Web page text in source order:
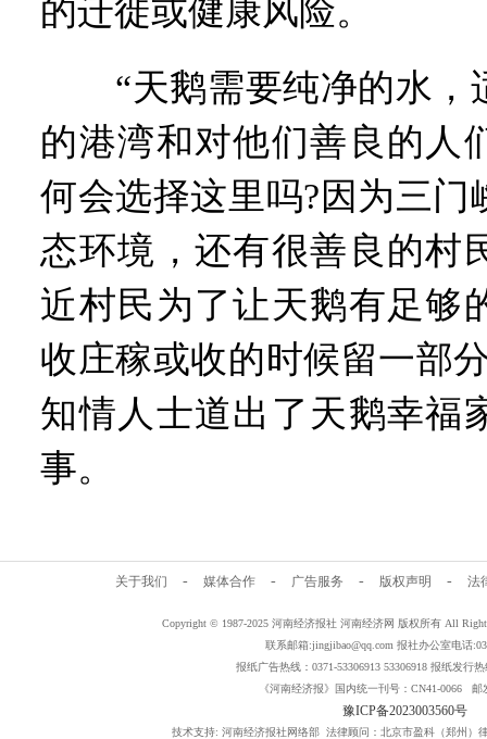
的迁徙或健康风险。
“天鹅需要纯净的水，
的港湾和对他们善良的人
何会选择这里吗?因为三门
态环境，还有很善良的村
近村民为了让天鹅有足够
收庄稼或收的时候留一部
知情人士道出了天鹅幸福
事。
关于我们 - 媒体合作 - 广告服务 - 版权声明 - 法
Copyright © 1987-2025 河南经济报社 河南经济网 版权所有 All
联系邮箱:jingjibao@qq.com 报社办公室电话
报纸广告热线：0371-53306913 53306918 报纸发行热
《河南经济报》国内统一刊号：CN41-0066 邮
豫ICP备2023003560号
技术支持: 河南经济报社网络部 法律顾问：北京市盈科（郑州